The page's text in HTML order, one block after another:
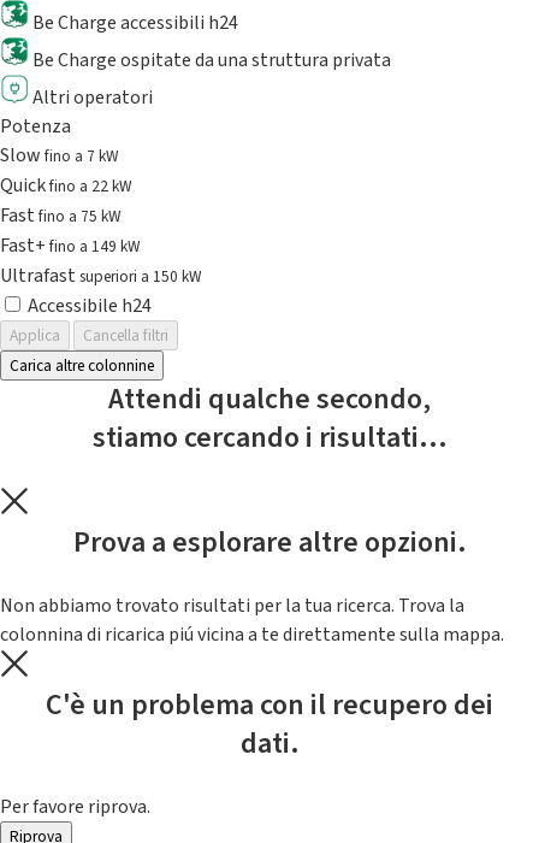
Be Charge accessibili h24
Be Charge ospitate da una struttura privata
Altri operatori
Potenza
Slowfino a 7 kW
Quickfino a 22 kW
Fastfino a 75 kW
Fast+fino a 149 kW
Ultrafast superiori a 150 kW
Accessibile h24
Applica
Cancella filtri
Carica altre colonnine
Attendi qualche secondo,
stiamo cercando i risultati...
Prova a esplorare altre opzioni.
Non abbiamo trovato risultati per la tua ricerca. Trova la
colonnina di ricarica piú vicina a te direttamente sulla mappa.
C'è un problema con il recupero dei
dati.
Per favore riprova.
Riprova